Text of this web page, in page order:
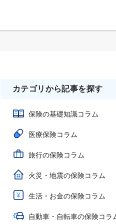
カテゴリから記事を探す
保険の基礎知識コラム
医療保険コラム
旅行の保険コラム
火災・地震の保険コラム
生活・お金の保険コラム
自動車・自転車の保険コラ